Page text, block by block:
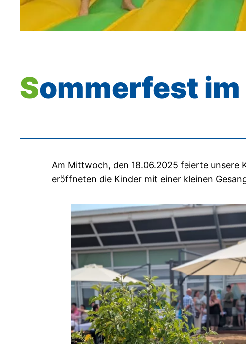
Sommerfest
Am Mittwoch, den 18.06.2025 feierte unsere
eröffneten die Kinder mit einer kleinen